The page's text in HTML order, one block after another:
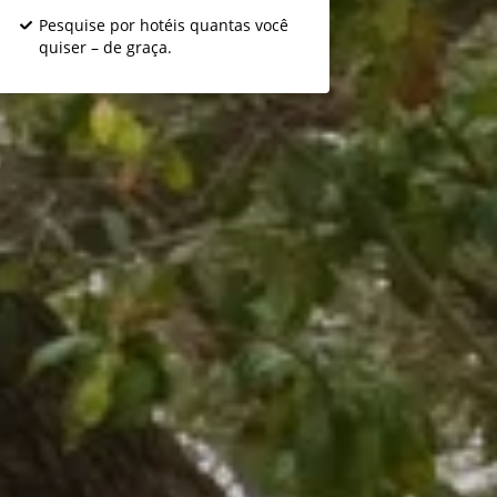
Pesquise por hotéis quantas você
quiser – de graça.